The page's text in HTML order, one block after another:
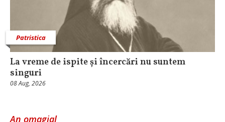
Patristica
La vreme de ispite și încercări nu suntem
singuri
08 Aug, 2026
An omagial